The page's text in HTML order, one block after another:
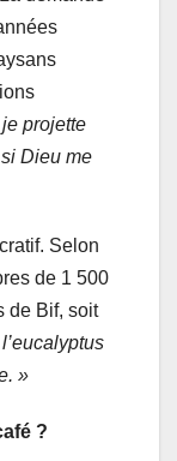
projette
Dieu me
Selon
de 1 500
de Bif, soit
l’eucalyptus
»
?